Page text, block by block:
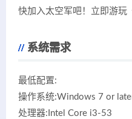
快加入太空军吧！立即游玩
系统需求
最低配置:
操作系统:Windows 7 or
处理器:Intel Core i3-53